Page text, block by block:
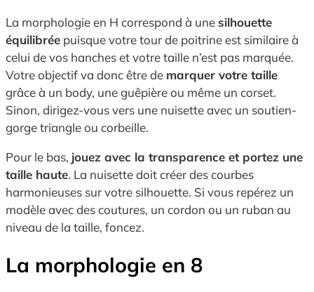
La morphologie en H correspond à une silhouette
équilibrée puisque votre tour de poitrine est similaire à
celui de vos hanches et votre taille n’est pas marquée.
Votre objectif va donc être de marquer votre taille
grâce à un body, une guêpière ou même un corset.
Sinon, dirigez-vous vers une nuisette avec un soutien-
gorge triangle ou corbeille.
Pour le bas, jouez avec la transparence et portez une
taille haute. La nuisette doit créer des courbes
harmonieuses sur votre silhouette. Si vous repérez un
modèle avec des coutures, un cordon ou un ruban au
niveau de la taille, foncez.
La morphologie en 8